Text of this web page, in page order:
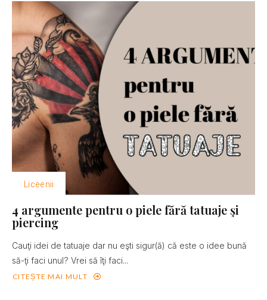
Liceenii
4 argumente pentru o piele fără tatuaje şi
piercing
Cauţi idei de tatuaje dar nu eşti sigur(ă) că este o idee bună
să-ţi faci unul? Vrei să îţi faci...
CITEȘTE MAI MULT